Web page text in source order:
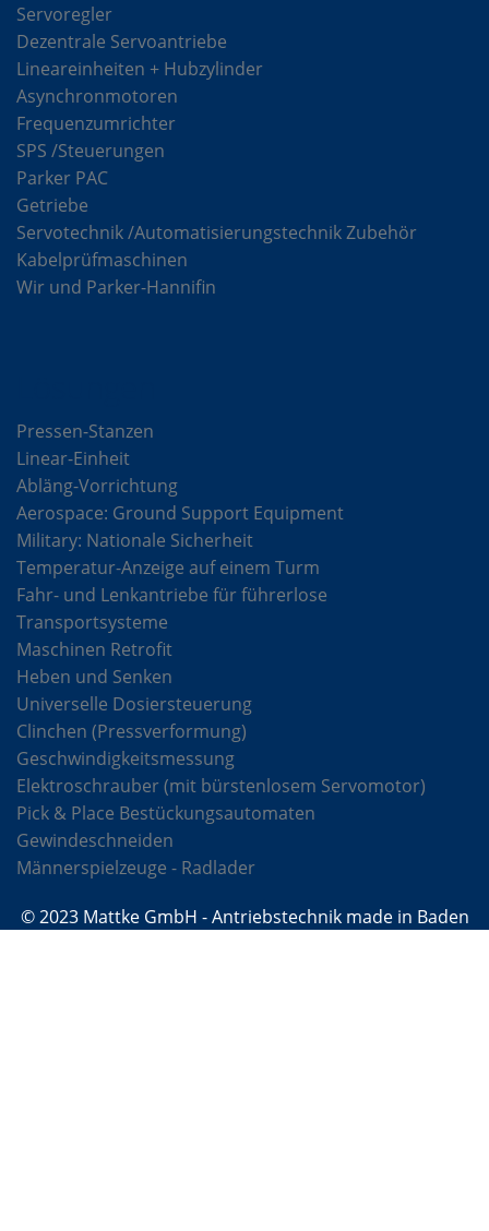
Servoregler
Dezentrale Servoantriebe
Lineareinheiten + Hubzylinder
Asynchronmotoren
Frequenzumrichter
SPS /Steuerungen
Parker PAC
Getriebe
Servotechnik /Automatisierungstechnik Zubehör
Kabelprüfmaschinen
Wir und Parker-Hannifin
Pressen-Stanzen
Linear-Einheit
Abläng-Vorrichtung
Aerospace: Ground Support Equipment
Military: Nationale Sicherheit
Temperatur-Anzeige auf einem Turm
Fahr- und Lenkantriebe für führerlose
Transportsysteme
Maschinen Retrofit
Heben und Senken
Universelle Dosiersteuerung
Clinchen (Pressverformung)
Geschwindigkeitsmessung
Elektroschrauber (mit bürstenlosem Servomotor)
Pick & Place Bestückungsautomaten
Gewindeschneiden
Männerspielzeuge - Radlader
© 2023 Mattke GmbH - Antriebstechnik made in Baden